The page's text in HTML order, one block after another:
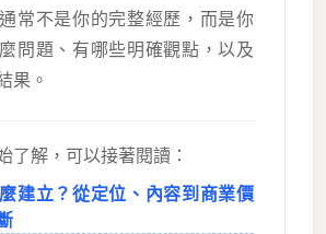
常不是你的完整經歷，而是你
問題、有哪些明確觀點，以及
果。
了解，可以接著閱讀：
建立？從定位、內容到商業價